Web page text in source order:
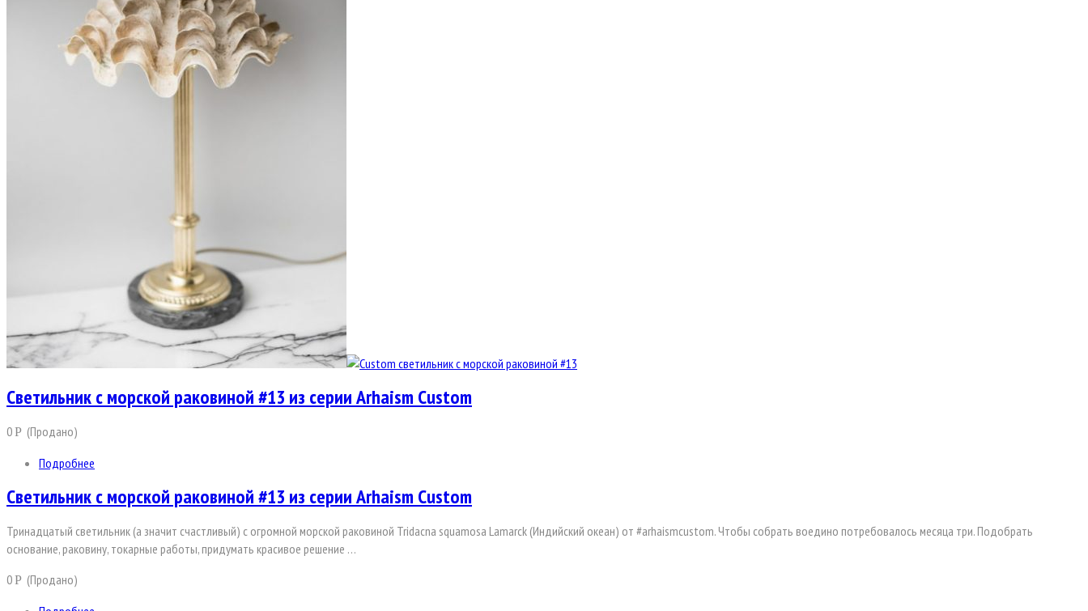
Светильник с морской раковиной #13 из серии Arhaism Custom
0Р (Продано)
Подробнее
Светильник с морской раковиной #13 из серии Arhaism Custom
Тринадцатый светильник (а значит счастливый) с огромной морской раковиной Tridacna squamosa Lamarck (Индийский океан) от #arhaismcustom. Чтобы собрать воедино потребовалось месяца три. Подобрать
основание, раковину, токарные работы, придумать красивое решение …
0Р (Продано)